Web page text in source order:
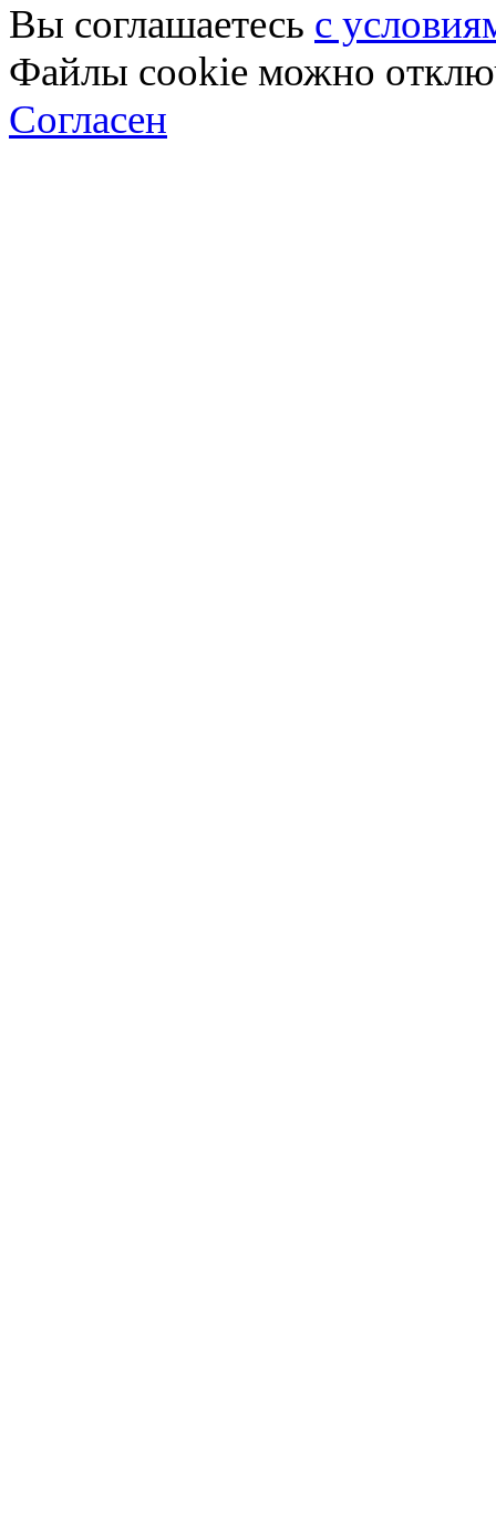
Вы соглашаетесь с
Файлы cookie можно
Согласен